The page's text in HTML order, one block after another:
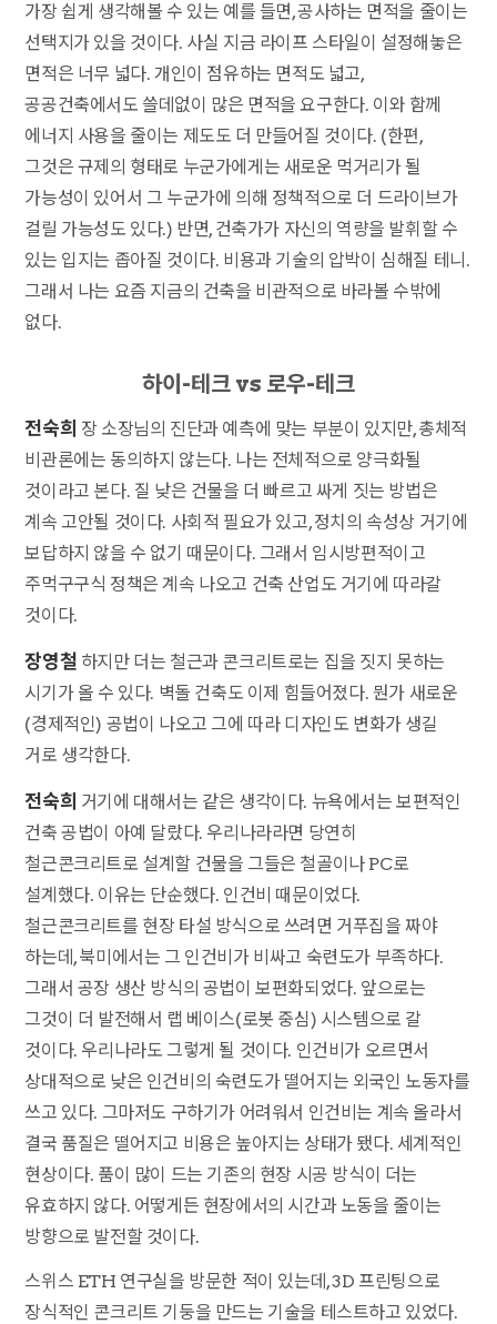
가장 쉽게 생각해볼 수 있는 예를 들면, 공사하는 면적을 줄이는
선택지가 있을 것이다. 사실 지금 라이프 스타일이 설정해놓은
면적은 너무 넓다. 개인이 점유하는 면적도 넓고,
공공건축에서도 쓸데없이 많은 면적을 요구한다. 이와 함께
에너지 사용을 줄이는 제도도 더 만들어질 것이다. (한편,
그것은 규제의 형태로 누군가에게는 새로운 먹거리가 될
가능성이 있어서 그 누군가에 의해 정책적으로 더 드라이브가
걸릴 가능성도 있다.) 반면, 건축가가 자신의 역량을 발휘할 수
있는 입지는 좁아질 것이다. 비용과 기술의 압박이 심해질 테니.
그래서 나는 요즘 지금의 건축을 비관적으로 바라볼 수밖에
없다.
하이-테크 vs 로우-테크
전숙희 장 소장님의 진단과 예측에 맞는 부분이 있지만, 총체적
비관론에는 동의하지 않는다. 나는 전체적으로 양극화될
것이라고 본다. 질 낮은 건물을 더 빠르고 싸게 짓는 방법은
계속 고안될 것이다. 사회적 필요가 있고, 정치의 속성상 거기에
보답하지 않을 수 없기 때문이다. 그래서 임시방편적이고
주먹구구식 정책은 계속 나오고 건축 산업도 거기에 따라갈
것이다.
장영철 하지만 더는 철근과 콘크리트로는 집을 짓지 못하는
시기가 올 수 있다. 벽돌 건축도 이제 힘들어졌다. 뭔가 새로운
(경제적인) 공법이 나오고 그에 따라 디자인도 변화가 생길
거로 생각한다.
전숙희 거기에 대해서는 같은 생각이다. 뉴욕에서는 보편적인
건축 공법이 아예 달랐다. 우리나라라면 당연히
철근콘크리트로 설계할 건물을 그들은 철골이나 PC로
설계했다. 이유는 단순했다. 인건비 때문이었다.
철근콘크리트를 현장 타설 방식으로 쓰려면 거푸집을 짜야
하는데, 북미에서는 그 인건비가 비싸고 숙련도가 부족하다.
그래서 공장 생산 방식의 공법이 보편화되었다. 앞으로는
그것이 더 발전해서 랩 베이스(로봇 중심) 시스템으로 갈
것이다. 우리나라도 그렇게 될 것이다. 인건비가 오르면서
상대적으로 낮은 인건비의 숙련도가 떨어지는 외국인 노동자를
쓰고 있다. 그마저도 구하기가 어려워서 인건비는 계속 올라서
결국 품질은 떨어지고 비용은 높아지는 상태가 됐다. 세계적인
현상이다. 품이 많이 드는 기존의 현장 시공 방식이 더는
유효하지 않다. 어떻게든 현장에서의 시간과 노동을 줄이는
방향으로 발전할 것이다.
스위스 ETH 연구실을 방문한 적이 있는데, 3D 프린팅으로
장식적인 콘크리트 기둥을 만드는 기술을 테스트하고 있었다.